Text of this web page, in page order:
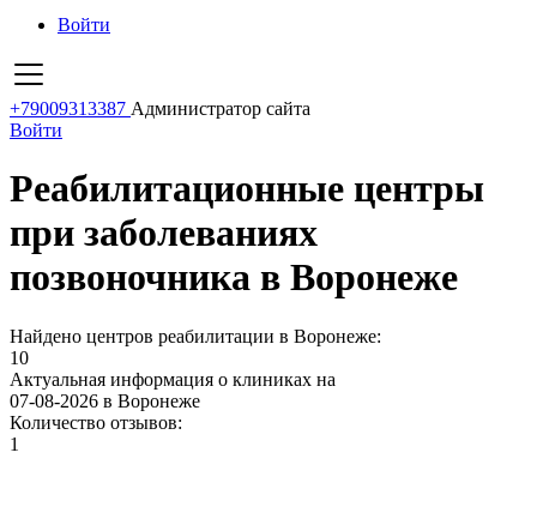
Войти
+79009313387 Администратор сайта
Войти
Реабилитационные центры
при заболеваниях
позвоночника в Воронеже
Найдено центров реабилитации в Воронеже:
10
Актуальная информация о клиниках на
07-08-2026 в Воронеже
Количество отзывов:
1